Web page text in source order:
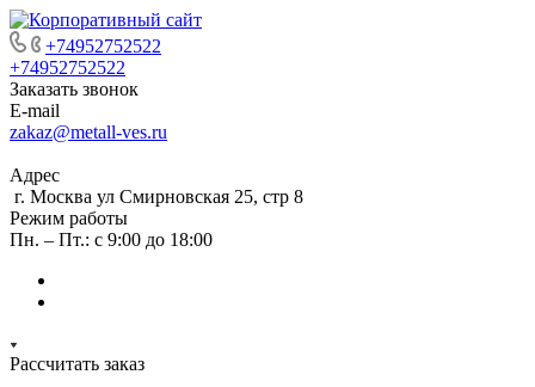
+74952752522
+74952752522
Заказать звонок
E-mail
zakaz@metall-ves.ru
Адрес
г. Москва ул Смирновская 25, стр 8
Режим работы
Пн. – Пт.: с 9:00 до 18:00
Рассчитать заказ